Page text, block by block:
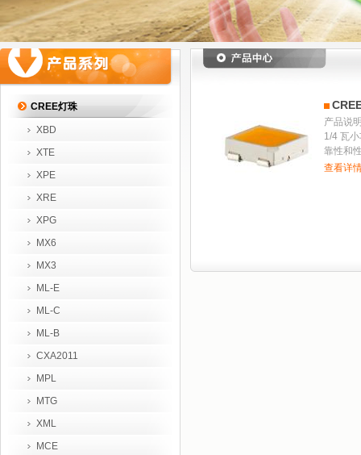
CREE灯珠
XBD
XTE
XPE
XRE
XPG
MX6
MX3
ML-E
ML-C
ML-B
CXA2011
MPL
MTG
XML
MCE
产品说
1/4 瓦
靠性和
查看详